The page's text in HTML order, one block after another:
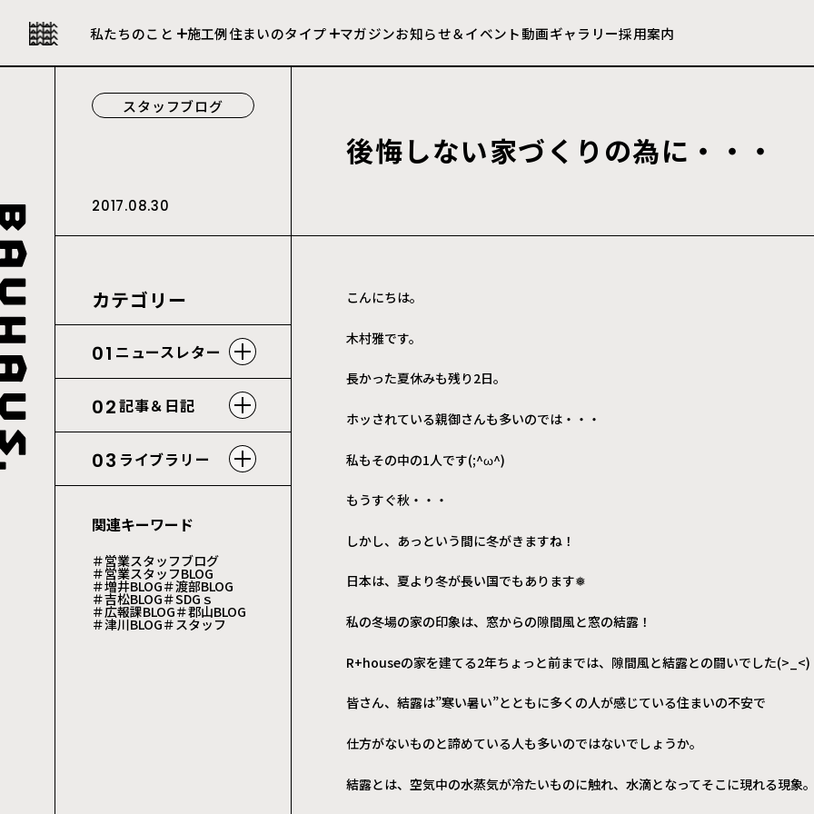
私たちのこと
会社について
施工例住まいのタイプ
建売住宅
マガジンお知らせ＆イベント動画ギャラリー採用案内
スタッフブログ
2017.08.30
後悔しない家づく り の為に ・ ・ ・
カテゴリー
01 ニュースレター
02記事＆日記
03 ライブラリー
関連キーワード
＃営業スタッフブログ
＃営業スタッフBLOG
＃増井BLOG＃渡部BLOG
＃吉松BLOG＃SDGｓ
＃広報課BLOG＃郡山BLOG
＃津川BLOG＃スタッフ
こんにちは。
木村雅です。
長かった夏休みも残り2日。
ホッされている親御さんも多いのでは・・・
私もその中の1人です(;^ω^)
もうすぐ秋・・・
しかし、あっという間に冬がきますね！
日本は、夏より冬が長い国でもあります❅
私の冬場の家の印象は、窓からの隙間風と窓の結露！
R+houseの家を建てる2年ちょっと前までは、隙間風と結露との闘いでした(>_<)
皆さん、結露は”寒い暑い”とともに多くの人が感じている住まいの不安で
仕方がないものと諦めている人も多いのではないでしょうか。
結露とは、空気中の水蒸気が冷たいものに触れ、水滴となってそこに現れる現象